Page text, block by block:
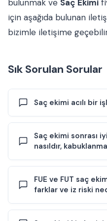
bulunmak ve Saç Ekimi
için aşağıda bulunan
bizimle iletişime
Sık Sorulan Sorular
Saç ekimi acılı bir
Saç ekimi genellikle lokal
nedenle işlem sırasında
ölçüde azalır; ancak
süreli batma/yanma hissi
donör alanda ve ekim
gerginlik veya hafif ağrı
süresi ve kişinin genel
düzeyini etkileyebilir.
Saç ekimi sonrası
nasıldır,
İşlem sonrası donör alan
çoğu kişide aynı gün
görülebilir. İlk yıkama
değerlendirilir; uygun
FUE ve FUT saç
farklar ve iz riski
FUT tekniğinde donör